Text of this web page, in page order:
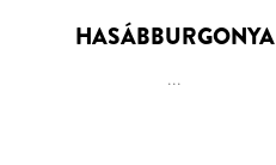
HASÁBBURGONYA
...